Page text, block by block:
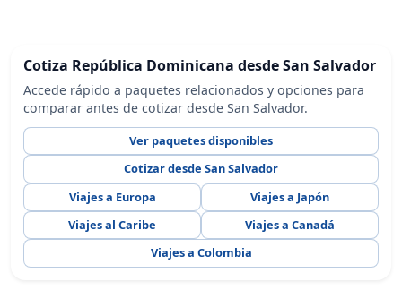
Cotiza República Dominicana desde San Salvador
Accede rápido a paquetes relacionados y opciones para
comparar antes de cotizar desde San Salvador.
Ver paquetes disponibles
Cotizar desde San Salvador
Viajes a Europa
Viajes a Japón
Viajes al Caribe
Viajes a Canadá
Viajes a Colombia